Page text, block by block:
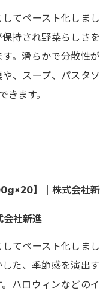
てペースト化しまし
持され野菜らしさを
。滑らかで分散性が
、スープ、パスタソ
きます。
】｜株式会社新
会社新進
てペースト化しまし
た、季節感を演出す
ハロウィンなどのイ